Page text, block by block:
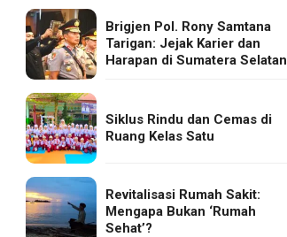
Brigjen Pol. Rony Samtana
Tarigan: Jejak Karier dan
Harapan di Sumatera Selatan
Siklus Rindu dan Cemas di
Ruang Kelas Satu
Revitalisasi Rumah Sakit:
Mengapa Bukan ‘Rumah
Sehat’?